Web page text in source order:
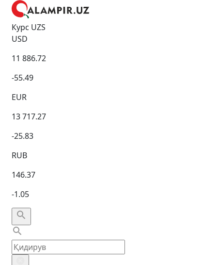
Курс UZS
USD
11 886.72
-55.49
EUR
13 717.27
-25.83
RUB
146.37
-1.05